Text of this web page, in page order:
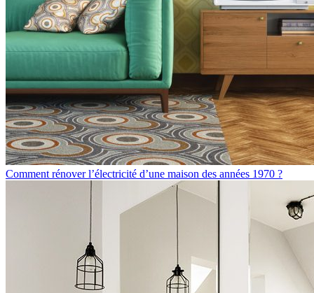
Comment rénover l’électricité d’une maison des années 1970 ?